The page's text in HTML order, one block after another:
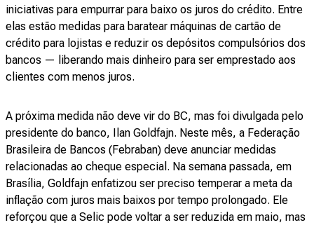
iniciativas para empurrar para baixo os juros do crédito. Entre
elas estão medidas para baratear máquinas de cartão de
crédito para lojistas e reduzir os depósitos compulsórios dos
bancos — liberando mais dinheiro para ser emprestado aos
clientes com menos juros.
A próxima medida não deve vir do BC, mas foi divulgada pelo
presidente do banco, Ilan Goldfajn. Neste mês, a Federação
Brasileira de Bancos (Febraban) deve anunciar medidas
relacionadas ao cheque especial. Na semana passada, em
Brasília, Goldfajn enfatizou ser preciso temperar a meta da
inflação com juros mais baixos por tempo prolongado. Ele
reforçou que a Selic pode voltar a ser reduzida em maio, mas